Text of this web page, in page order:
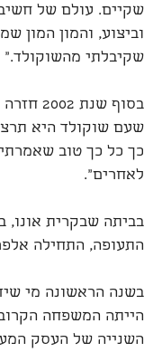
שקיים. עולם של
וביצוע, והמון המון
שקיבלתי מהשוקולד."
בסוף
שעם שוקולד היא
כך כל כך טוב
לאחרים".
בביתה שבקרית אונו,
התעופה, התחילה
בשנה הראשונה מי
הייתה המשפחה
השנייה של העסק